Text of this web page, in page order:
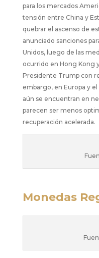
para los mercados
tensión entre China y
quebrar el ascenso de
anunciado sanciones
Unidos, luego de las
ocurrido en Hong Kong
Presidente Trump con
embargo, en Europa y
aún se encuentran en
parecen ser menos
recuperación acelerada.
Monedas